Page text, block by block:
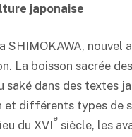
japonaise
SHIMOKAWA, nouvel
La boisson sacrée
saké dans des textes
et différents types de
du XVI
e
siècle, les